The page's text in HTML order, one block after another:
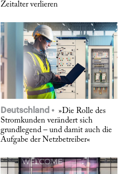
Zeitalter verlieren
Deutschland
»Die Rolle des
Stromkunden verändert sich
grundlegend – und damit auch die
Aufgabe der Netzbetreiber«